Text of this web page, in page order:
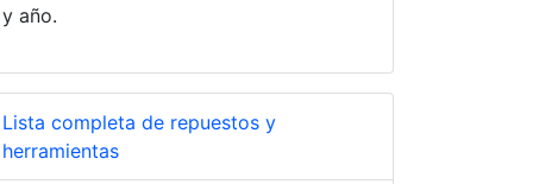
y año.
Lista completa de repuestos y
herramientas